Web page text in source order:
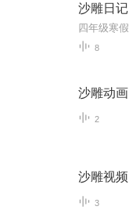
沙雕日记
8
沙雕动画
2
沙雕视频
3